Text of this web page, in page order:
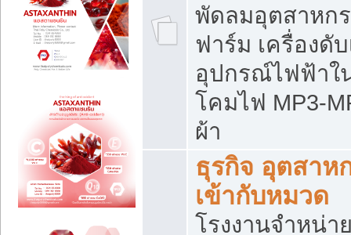
พัดลมอุตสาหก
ฟาร์ม เครื่องดั
อุปกรณ์ไฟฟ้าใ
โคมไฟ MP3-
ผ้า
ธุรกิจ อุตสาห
เข้ากับหมวด
โรงงานจำหน่